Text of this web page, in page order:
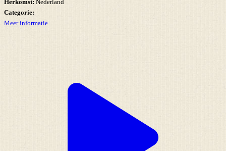
Herkomst: Nederland
Categorie:
Meer informatie